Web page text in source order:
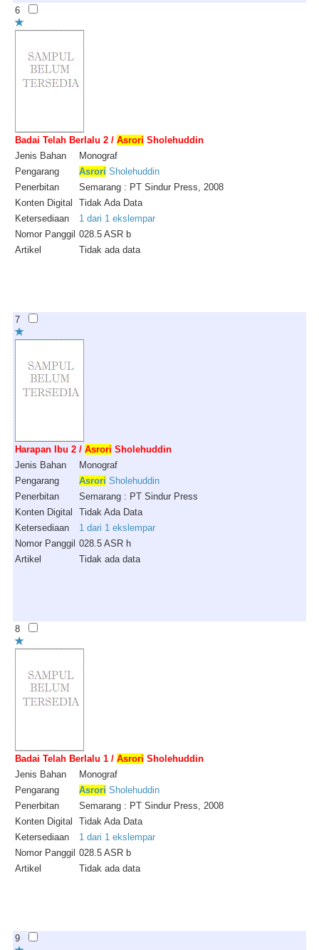
6
Badai Telah Berlalu 2 / Asrori Sholehuddin
Jenis Bahan
Monograf
Pengarang
Asrori Sholehuddin
Penerbitan
Semarang : PT Sindur Press, 2008
Konten Digital
Tidak Ada Data
Ketersediaan
1 dari 1 ekslempar
Nomor Panggil 028.5 ASR b
Artikel
Tidak ada data
7
Harapan Ibu 2 / Asrori Sholehuddin
Jenis Bahan
Monograf
Pengarang
Asrori Sholehuddin
Penerbitan
Semarang : PT Sindur Press
Konten Digital
Tidak Ada Data
Ketersediaan
1 dari 1 ekslempar
Nomor Panggil 028.5 ASR h
Artikel
Tidak ada data
8
Badai Telah Berlalu 1 / Asrori Sholehuddin
Jenis Bahan
Monograf
Pengarang
Asrori Sholehuddin
Penerbitan
Semarang : PT Sindur Press, 2008
Konten Digital
Tidak Ada Data
Ketersediaan
1 dari 1 ekslempar
Nomor Panggil 028.5 ASR b
Artikel
Tidak ada data
9